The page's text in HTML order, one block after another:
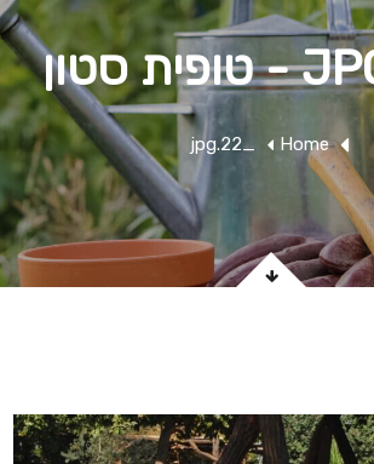
Home
_22.jpg